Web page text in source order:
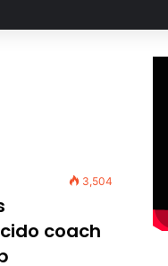
3,504
coach